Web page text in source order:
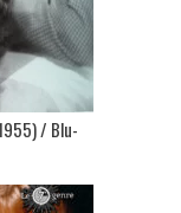
/ Blu-